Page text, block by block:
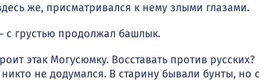
же, присматривался к нему злыми глазами.
с грустью продолжал башлык.
этак Могусюмку. Восставать против русских?
не доду­мался. В старину бывали бунты, но с